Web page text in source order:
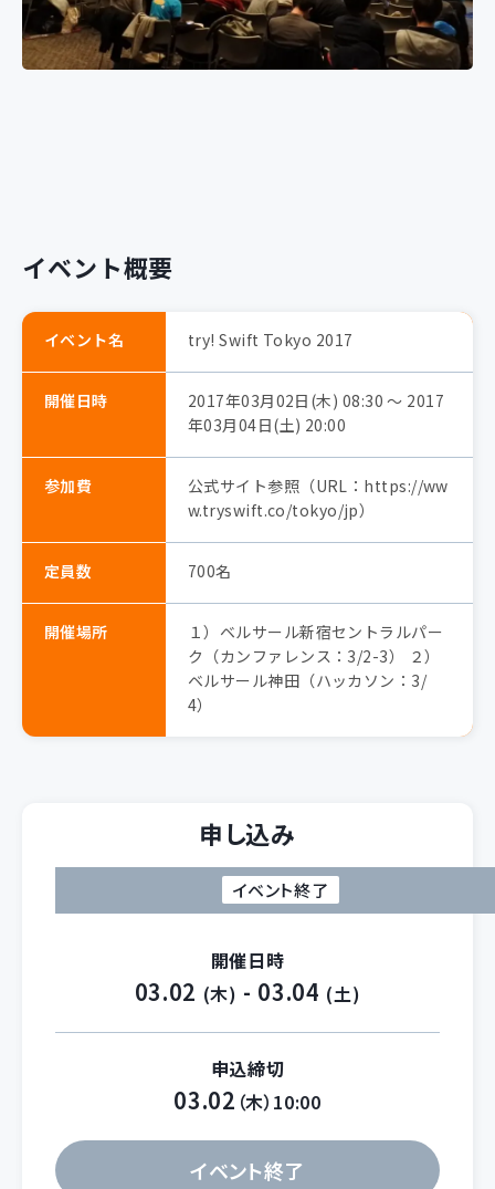
イベント概要
イベント名 try! Swift Tokyo 2017
開催日時
2017年03月02日(木) 08:30 〜 2017
年03月04日(土) 20:00
参加費
公式サイト参照（URL：https://ww
w.tryswift.co/tokyo/jp）
定員数 700名
開催場所
１）ベルサール新宿セントラルパー
ク（カンファレンス：3/2-3） ２）
ベルサール神田（ハッカソン：3/
4）
申し込み
イベント終了
開催日時
03.02 (木) - 03.04 (土)
申込締切
03.02 （木）10:00
イベント終了